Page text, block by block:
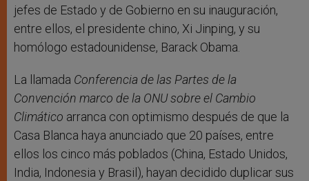
jefes de Estado y de Gobierno en su inauguración,
entre ellos, el presidente chino, Xi Jinping, y su
homólogo estadounidense, Barack Obama.
La llamada Conferencia de las Partes de la
Convención marco de la ONU sobre el Cambio
Climático arranca con optimismo después de que la
Casa Blanca haya anunciado que 20 países, entre
ellos los cinco más poblados (China, Estado Unidos,
India, Indonesia y Brasil), hayan decidido duplicar sus